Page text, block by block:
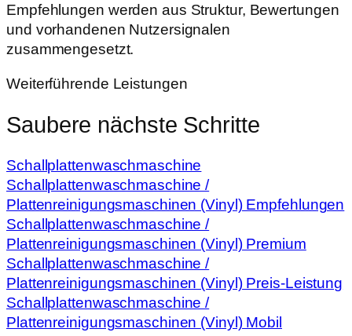
Empfehlungen werden aus Struktur, Bewertungen
und vorhandenen Nutzersignalen
zusammengesetzt.
Weiterführende Leistungen
Saubere nächste Schritte
Schallplattenwaschmaschine
Schallplattenwaschmaschine /
Plattenreinigungsmaschinen (Vinyl) Empfehlungen
Schallplattenwaschmaschine /
Plattenreinigungsmaschinen (Vinyl) Premium
Schallplattenwaschmaschine /
Plattenreinigungsmaschinen (Vinyl) Preis-Leistung
Schallplattenwaschmaschine /
Plattenreinigungsmaschinen (Vinyl) Mobil